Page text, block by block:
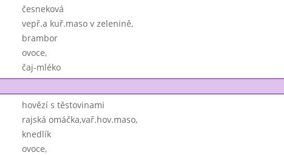
česneková
vepř.a kuř.maso v zelenině,
brambor
ovoce,
čaj-mléko
hovězí s těstovinami
rajská omáčka,vař.hov.maso,
knedlík
ovoce,